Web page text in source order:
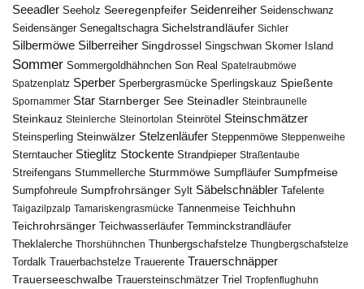
Seeadler Seeholz Seeregenpfeifer Seidenreiher Seidenschwanz
Seidensänger Senegaltschagra Sichelstrandläufer Sichler
Silbermöwe Silberreiher Singdrossel Singschwan Skomer Island
Sommer Sommergoldhähnchen Son Real Spatelraubmöwe
Spatzenplatz Sperber Sperbergrasmücke Sperlingskauz Spießente
Spornammer Star Starnberger See Steinadler Steinbraunelle
Steinkauz Steinlerche Steinortolan Steinrötel Steinschmätzer
Steinsperling Steinwälzer Stelzenläufer Steppenmöwe Steppenweihe
Sterntaucher Stieglitz Stockente Strandpieper Straßentaube
Streifengans Stummellerche Sturmmöwe Sumpfläufer Sumpfmeise
Sumpfohreule Sumpfrohrsänger Sylt Säbelschnäbler Tafelente
Taigazilpzalp Tamariskengrasmücke Tannenmeise Teichhuhn
Teichrohrsänger Teichwasserläufer Temminckstrandläufer
Theklalerche Thorshühnchen Thunbergschafstelze Thungbergschafstelze
Tordalk Trauerbachstelze Trauerente Trauerschnäpper
Trauerseeschwalbe Trauersteinschmätzer Triel Tropfenflughuhn